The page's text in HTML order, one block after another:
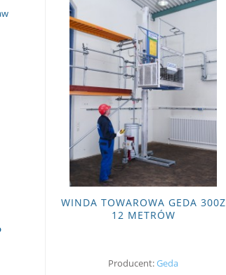
WINDA TOWAROWA GEDA 300Z
12 METRÓW
Producent:Geda